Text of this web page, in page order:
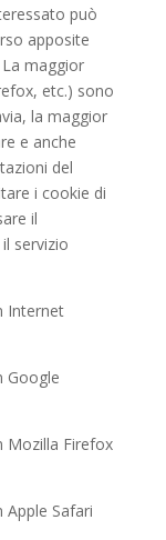
può
apposite
maggior
etc.) sono
la maggior
e anche
del
i cookie di
il
servizio
Internet
Google
Mozilla Firefox
Safari